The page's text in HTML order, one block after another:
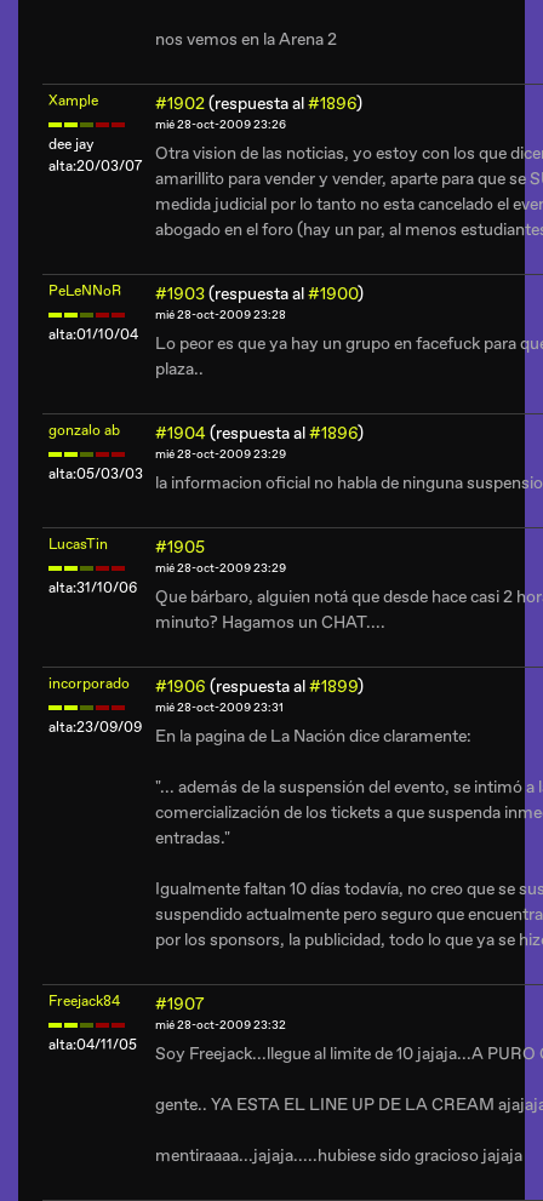
nos vemos en la Arena 2
Xample
dee jay
alta:20/03/07
#1902(respuesta al#1896)
mié 28-oct-2009 23:26
Otra vision de las noticias, yo estoy con los que
amarillito para vender y vender, aparte para que se
medida judicial por lo tanto no esta cancelado el
abogado en el foro (hay un par, al menos
PeLeNNoR
alta:01/10/04
#1903(respuesta al#1900)
mié 28-oct-2009 23:28
Lo peor es que ya hay un grupo en facefuck para
plaza..
gonzalo ab
alta:05/03/03
#1904(respuesta al#1896)
mié 28-oct-2009 23:29
la informacion oficial no habla de ninguna
LucasTin
alta:31/10/06
#1905
mié 28-oct-2009 23:29
Que bárbaro, alguien notá que desde hace casi 2
minuto? Hagamos un CHAT....
incorporado
alta:23/09/09
#1906 (respuesta al#1899)
mié 28-oct-2009 23:31
En la pagina de La Nación dice claramente:
"... además de lasuspensión del evento, se intimó a
comercialización de los tickets a que suspenda
entradas."
Igualmente faltan 10 días todavía, no creo que se
suspendido actualmente pero seguro que
por los sponsors, la publicidad, todo lo que ya se
Freejack84
alta:04/11/05
#1907
mié 28-oct-2009 23:32
Soy Freejack...llegue al limite de 10 jajaja...A PURO
gente.. YA ESTA EL LINE UP DE LA CREAM
mentiraaaa...jajaja.....hubiese sido gracioso jajaja